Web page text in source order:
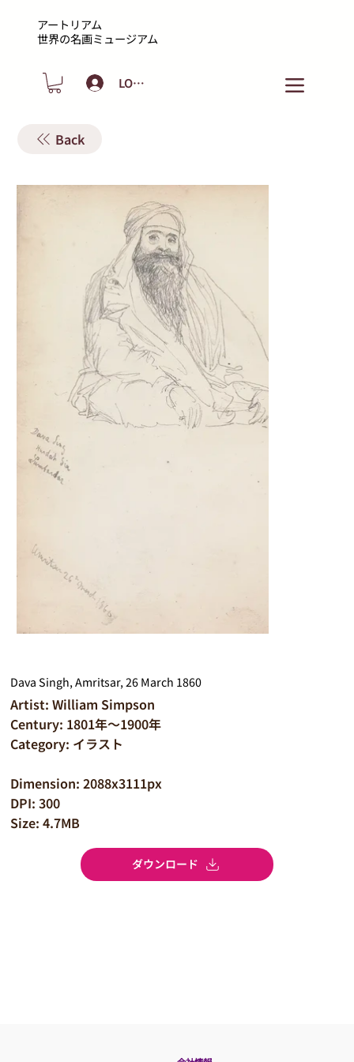
アートリアム
​世界の名画ミュージアム
LOGIN
Back
Dava Singh, Amritsar, 26 March 1860
Artist: William Simpson
Century: 1801年～1900年
Category: イラスト
Dimension: 2088x3111px
DPI: 300
Size: 4.7MB
ダウンロード